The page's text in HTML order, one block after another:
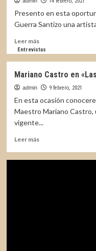
«Las
entrevistas
Heidy»
Presento en esta
Guerra Santizo una
Leer másLeer
más
Guerra
en
«Las
entrevistas
Heidy»
Entrevistas
Mariano Castro en
admin 9 febrero, 2021
En esta ocasión
Maestro Mariano Castro,
vigente...
Leer másLeer